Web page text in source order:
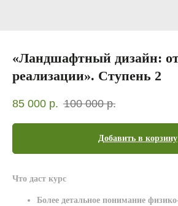
«Ландшафтный дизайн:
реализации». Ступень 2
85 000 р. 100 000 р.
Добавить в корзину
Что даст курс
Более детальное понимание